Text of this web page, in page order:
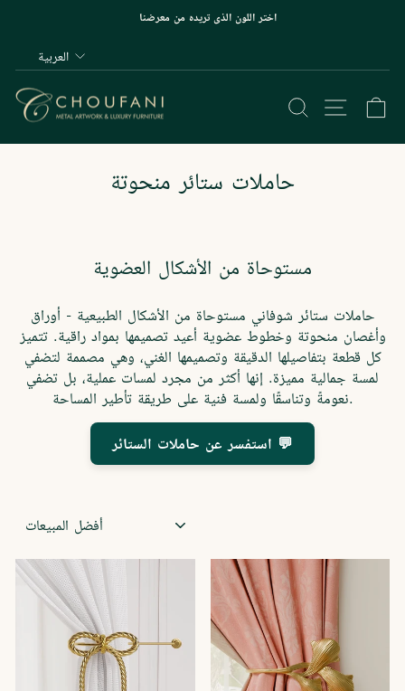
اختر اللون الذي تريده من معرضنا
العربية
البحث الموقع
حاملات ستائر منحوتة
مستوحاة من الأشكال العضوية
حاملات ستائر شوفاني مستوحاة من الأشكال الطبيعية - أوراق
وأغصان منحوتة وخطوط عضوية أعيد تصميمها بمواد راقية. تتميز
كل قطعة بتفاصيلها الدقيقة وتصميمها الغني، وهي مصممة لتضفي
لمسة جمالية مميزة. إنها أكثر من مجرد لمسات عملية، بل تضفي
نعومةً وتناسقًا ولمسة فنية على طريقة تأطير المساحة.
استفسر عن حاملات الستائر 💬